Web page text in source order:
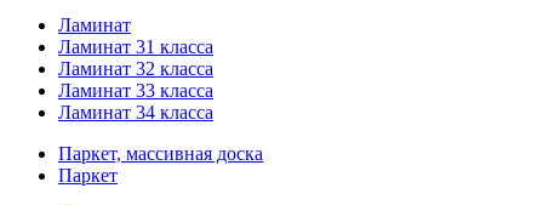
Ламинат
Ламинат 31 класса
Ламинат 32 класса
Ламинат 33 класса
Ламинат 34 класса
Паркет, массивная доска
Паркет